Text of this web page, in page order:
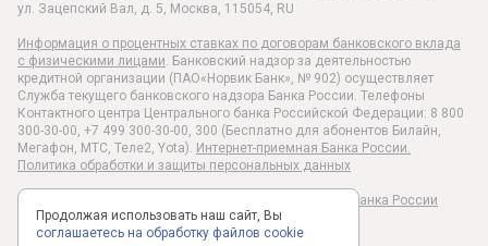
ул. Зацепский Вал, д. 5, Москва, 115054, RU
Информация о процентных ставках по договорам банковского вклада
с физическими лицами. Банковский надзор за деятельностью
кредитной организации (ПАО«Норвик Банк», № 902) осуществляет
Служба текущего банковского надзора Банка России. Телефоны
Контактного центра Центрального банка Российской Федерации: 8 800
300-30-00, +7 499 300-30-00, 300 (Бесплатно для абонентов Билайн,
Мегафон, МТС, Теле2, Yota). Интернет-приемная Банка России.
Политика обработки и защиты персональных данных
Раскрытие информации в соответствии c Указанием Банка России
№6496-У
Продолжая использовать наш сайт, Вы
соглашаетесь на обработку файлов cookie